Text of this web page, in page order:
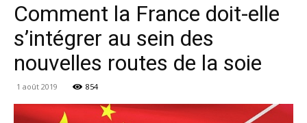
Comment la France doit-elle
s’intégrer au sein des
nouvelles routes de la soie
1 août 2019 854